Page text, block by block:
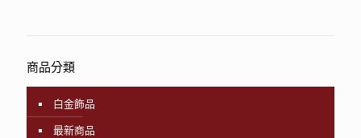
商品分類
白金飾品
最新商品